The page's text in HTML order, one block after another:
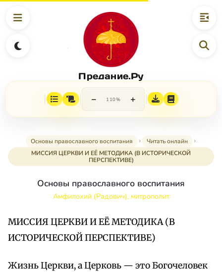
Предание.Ру
− 110% +
Основы православного воспитания
Читать онлайн
МИССИЯ ЦЕРКВИ И ЕЁ МЕТОДИКА (В ИСТОРИЧЕСКОЙ
ПЕРСПЕКТИВЕ)
Основы православного воспитания
Амфилохий (Радович), митрополит
МИССИЯ ЦЕРКВИ И ЕЁ МЕТОДИКА (В
ИСТОРИЧЕСКОЙ ПЕРСПЕКТИВЕ)
Жизнь Церкви, а Церковь — это Богочеловек